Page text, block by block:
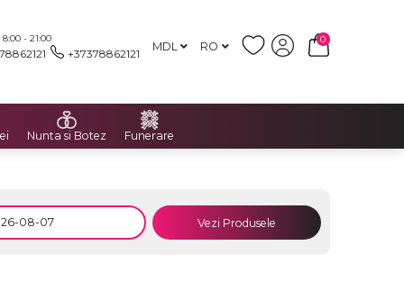
- 21:00
+37378862121 MDL RO
0
Nunta si Botez Funerare
Vezi Produsele